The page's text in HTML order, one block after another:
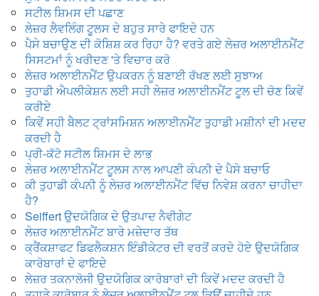
ਸਟੀਲ ਸ਼ਿਮਸ ਦੀ ਪਛਾਣ
ਲੇਜ਼ਰ ਲੈਵਲਿੰਗ ਟੂਲਸ ਦੇ ਬਹੁਤ ਸਾਰੇ ਫਾਇਦੇ ਹਨ
ਪੈਸੇ ਬਚਾਉਣ ਦੀ ਕੋਸ਼ਿਸ਼ ਕਰ ਰਿਹਾ ਹੈ? ਵਰਤੇ ਗਏ ਲੇਜ਼ਰ ਅਲਾਈਨਮੈਂਟ
ਸਿਸਟਮਾਂ ਨੂੰ ਖਰੀਦਣ 'ਤੇ ਵਿਚਾਰ ਕਰੋ
ਲੇਜ਼ਰ ਅਲਾਈਨਮੈਂਟ ਉਪਕਰਨ ਨੂੰ ਬਣਾਈ ਰੱਖਣ ਲਈ ਸੁਝਾਅ
ਤੁਹਾਡੀ ਐਪਲੀਕੇਸ਼ਨ ਲਈ ਸਹੀ ਲੇਜ਼ਰ ਅਲਾਈਨਮੈਂਟ ਟੂਲ ਦੀ ਚੋਣ ਕਿਵੇਂ
ਕਰੀਏ
ਕਿਵੇਂ ਸਹੀ ਬੈਲਟ ਟ੍ਰਾਂਸਮਿਸ਼ਨ ਅਲਾਈਨਮੈਂਟ ਤੁਹਾਡੀ ਮਸ਼ੀਨਾਂ ਦੀ ਮਦਦ
ਕਰਦੀ ਹੈ
ਪ੍ਰੀ-ਕੱਟੋ ਸਟੀਲ ਸ਼ਿਮਸ ਦੇ ਲਾਭ
ਲੇਜ਼ਰ ਅਲਾਈਨਮੈਂਟ ਟੂਲਸ ਨਾਲ ਆਪਣੀ ਕੰਪਨੀ ਦੇ ਪੈਸੇ ਬਚਾਓ
ਕੀ ਤੁਹਾਡੀ ਕੰਪਨੀ ਨੂੰ ਲੇਜ਼ਰ ਅਲਾਈਨਮੈਂਟ ਵਿੱਚ ਨਿਵੇਸ਼ ਕਰਨਾ ਚਾਹੀਦਾ
ਹੈ?
Seiffert ਉਦਯੋਗਿਕ ਦੇ ਉਤਪਾਦ ਨੈਵੀਗੇਟ
ਲੇਜ਼ਰ ਅਲਾਈਨਮੈਂਟ ਬਾਰੇ ਮਜ਼ੇਦਾਰ ਤੱਥ
ਕ੍ਰੈਂਕਸ਼ਾਫਟ ਡਿਫਲੈਕਸ਼ਨ ਇੰਡੀਕੇਟਰ ਦੀ ਵਰਤੋਂ ਕਰਦੇ ਹੋਏ ਉਦਯੋਗਿਕ
ਕਾਰੋਬਾਰਾਂ ਦੇ ਫਾਇਦੇ
ਲੇਜ਼ਰ ਤਕਨਾਲੋਜੀ ਉਦਯੋਗਿਕ ਕਾਰੋਬਾਰਾਂ ਦੀ ਕਿਵੇਂ ਮਦਦ ਕਰਦੀ ਹੈ